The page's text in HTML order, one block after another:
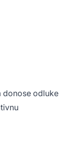
donose odluke